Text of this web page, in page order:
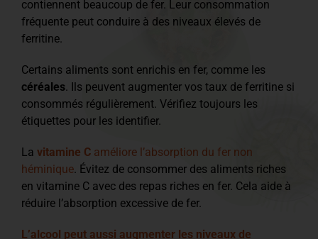
contiennent beaucoup de fer. Leur consommation
fréquente peut conduire à des niveaux élevés de
ferritine.
Certains aliments sont enrichis en fer, comme les
céréales. Ils peuvent augmenter vos taux de ferritine si
consommés régulièrement. Vérifiez toujours les
étiquettes pour les identifier.
La vitamine C améliore l’absorption du fer non
héminique. Évitez de consommer des aliments riches
en vitamine C avec des repas riches en fer. Cela aide à
réduire l’absorption excessive de fer.
L’alcool peut aussi augmenter les niveaux de